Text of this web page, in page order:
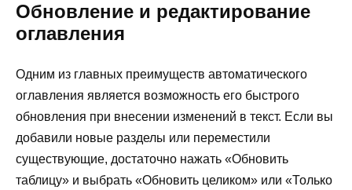
Обновление и редактирование
оглавления
Одним из главных преимуществ автоматического
оглавления является возможность его быстрого
обновления при внесении изменений в текст. Если вы
добавили новые разделы или переместили
существующие, достаточно нажать «Обновить
таблицу» и выбрать «Обновить целиком» или «Только